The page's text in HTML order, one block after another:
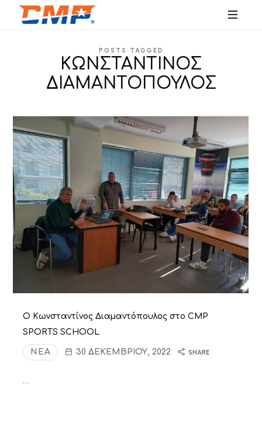
POSTS TAGGED
ΚΩΝΣΤΑΝΤΙΝΟΣ
ΔΙΑΜΑΝΤΟΠΟΥΛΟΣ
Ο Κωνσταντίνος Διαμαντόπουλος στο CMP
SPORTS SCHOOL
ΝΈΑ 30 ΔΕΚΕΜΒΡΊΟΥ, 2022 SHARE
…